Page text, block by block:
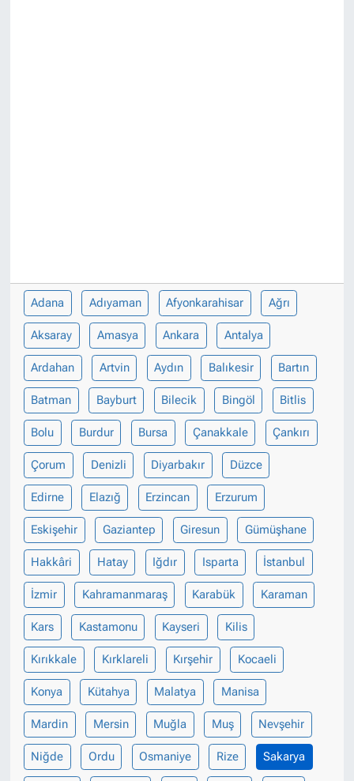
Adana Adıyaman Afyonkarahisar Ağrı
Aksaray Amasya Ankara Antalya
Ardahan Artvin Aydın Balıkesir Bartın
Batman Bayburt Bilecik Bingöl Bitlis
Bolu Burdur Bursa Çanakkale Çankırı
Çorum Denizli Diyarbakır Düzce
Edirne Elazığ Erzincan Erzurum
Eskişehir Gaziantep Giresun Gümüşhane
Hakkâri Hatay Iğdır Isparta İstanbul
İzmir Kahramanmaraş Karabük Karaman
Kars Kastamonu Kayseri Kilis
Kırıkkale Kırklareli Kırşehir Kocaeli
Konya Kütahya Malatya Manisa
Mardin Mersin Muğla Muş Nevşehir
Niğde Ordu Osmaniye Rize Sakarya